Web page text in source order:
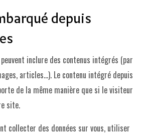
depuis
inclure des contenus intégrés (par
articles…). Le contenu intégré depuis
de la même manière que si le visiteur
site.
collecter des données sur vous, utiliser